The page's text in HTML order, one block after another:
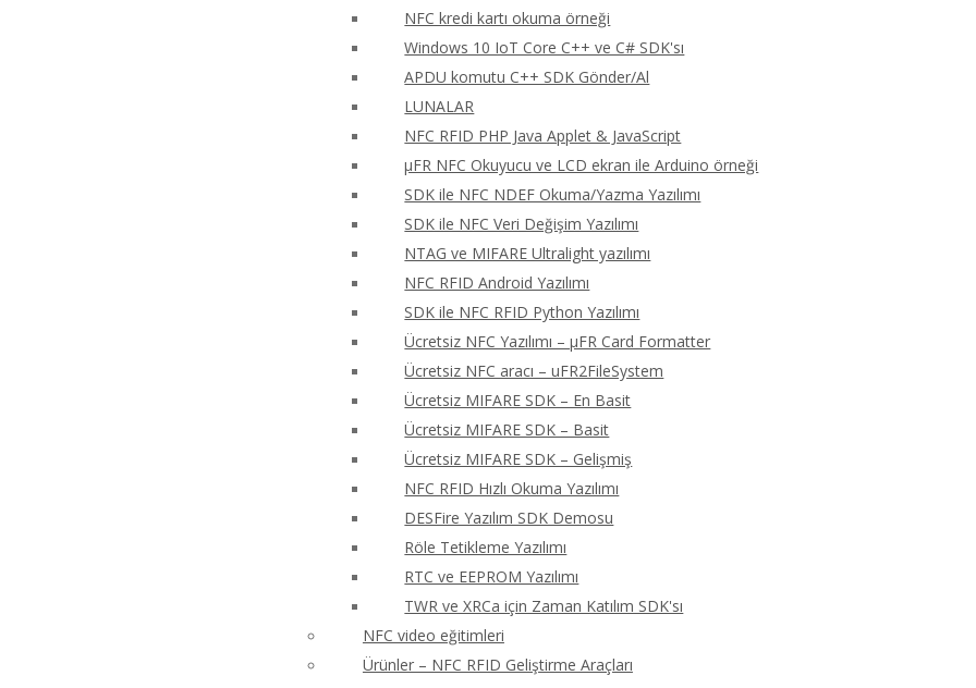
NFC kredi kartı okuma örneği
Windows 10 IoT Core C++ ve C# SDK'sı
APDU komutu C++ SDK Gönder/Al
LUNALAR
NFC RFID PHP Java Applet & JavaScript
μFR NFC Okuyucu ve LCD ekran ile Arduino örneği
SDK ile NFC NDEF Okuma/Yazma Yazılımı
SDK ile NFC Veri Değişim Yazılımı
NTAG ve MIFARE Ultralight yazılımı
NFC RFID Android Yazılımı
SDK ile NFC RFID Python Yazılımı
Ücretsiz NFC Yazılımı – μFR Card Formatter
Ücretsiz NFC aracı – uFR2FileSystem
Ücretsiz MIFARE SDK – En Basit
Ücretsiz MIFARE SDK – Basit
Ücretsiz MIFARE SDK – Gelişmiş
NFC RFID Hızlı Okuma Yazılımı
DESFire Yazılım SDK Demosu
Röle Tetikleme Yazılımı
RTC ve EEPROM Yazılımı
TWR ve XRCa için Zaman Katılım SDK'sı
NFC video eğitimleri
Ürünler – NFC RFID Geliştirme Araçları